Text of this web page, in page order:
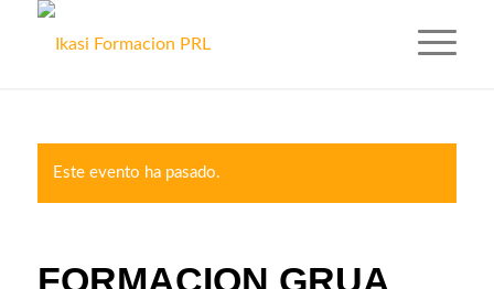
Este evento ha pasado.
FORMACION GRUA